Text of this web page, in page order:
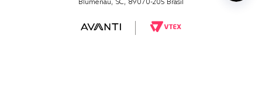
Blumenau, SC, 89070-205 Brasil